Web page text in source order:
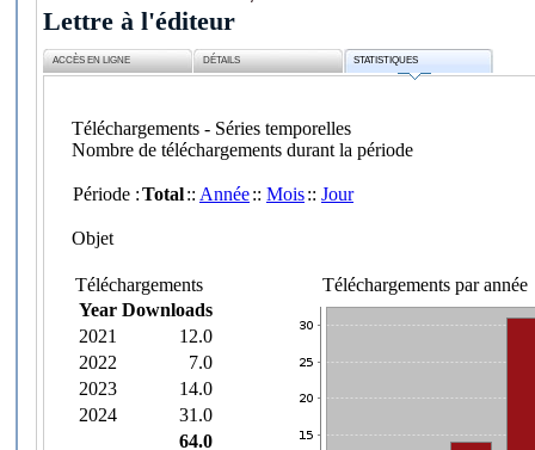
Lettre à l'éditeur
ACCÈS EN LIGNE DÉTAILS STATISTIQUES